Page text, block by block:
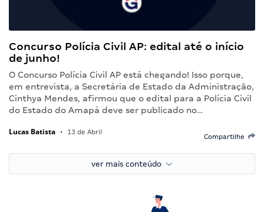
Concurso Polícia Civil AP: edital até o início
de junho!
O Concurso Polícia Civil AP está chegando! Isso porque,
em entrevista, a Secretária de Estado da Administração,
Cinthya Mendes, afirmou que o edital para a Polícia Civil
do Estado do Amapá deve ser publicado no…
Lucas Batista • 13 de Abril
Compartilhe
ver mais conteúdo